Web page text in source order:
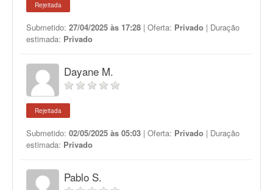
Rejeitada
Submetido: 27/04/2025 às 17:28 | Oferta: Privado | Duração
estimada: Privado
Dayane M.
Rejeitada
Submetido: 02/05/2025 às 05:03 | Oferta: Privado | Duração
estimada: Privado
Pablo S.